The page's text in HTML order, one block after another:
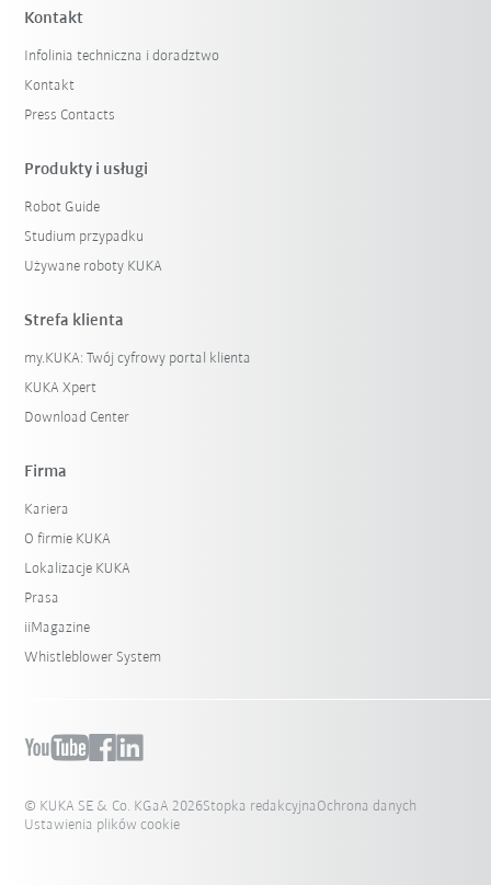
Kontakt
Infolinia techniczna i doradztwo
Kontakt
Press Contacts
Produkty i usługi
Robot Guide
Studium przypadku
Używane roboty KUKA
Strefa klienta
my.KUKA: Twój cyfrowy portal klienta
KUKA Xpert
Download Center
Firma
Kariera
O firmie KUKA
Lokalizacje KUKA
Prasa
iiMagazine
Whistleblower System
© KUKA SE & Co. KGaA 2026Stopka redakcyjna Ochrona danych
Ustawienia plików cookie